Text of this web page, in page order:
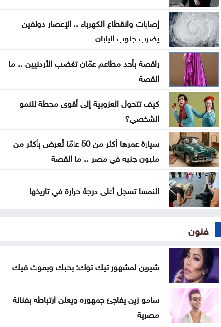
الصفدي والزياني يبحثان تطورات الأوضاع الإقليمية
وسبل إنهاء التصعيد
اضطرابات جوية موسمية تضرب مناطق عربية خلال
الأيام المقبلة
إصابات وانقطاع الكهرباء .. الإعصار دولفين
يضرب جنوب اليابان
راقصة بأحد مطاعم عمّان تغضب الأردنيين .. ما
القصة
كيف تتحول العزوبية إلى أقوى محطة للنمو
الشخصي؟
سيارة عمرها أكثر من 50 عامًا تُعرض بأكثر من
مليون جنيه في مصر .. ما القصة
النمسا تسجل أعلى درجة حرارة في تاريخها
فنون
شيرين لمشهور تيك توك: بحبك وبموت فيك
سامو زين يفاجئ جمهوره ويعلن ارتباطه بفنانة
مصرية